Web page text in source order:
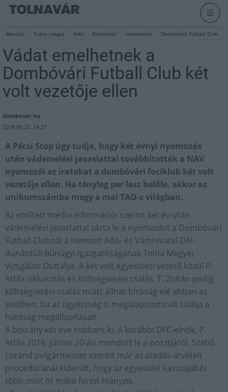
Aktuális Tolna megye NAV Dombóvár vádemelés Dombóvári Futball Club
Vádat emelhetnek a
Dombóvári Futball Club két
volt vezetője ellen
dombovar.hu
2018.09.22. 14:27
A Pécsi Stop úgy tudja, hogy két évnyi nyomozás
után vádemelési javaslattal továbbították a NAV
nyomozói az iratokat a dombóvári fociklub két volt
vezetője ellen. Ha tényleg per lesz belőle, akkor az
unikumszámba megy a mai TAO-s világban.
Az említett média információi szerint két év után
vádemelési javaslattal zárta le a nyomozást a Dombóvári
Futball Clubnál a Nemzeti Adó- és Vámhivatal Dél-
dunántúli Bűnügyi Igazgatóságának Tolna Megyei
Vizsgálati Osztálya. A két volt egyesületi vezető közül P.
Attila sikkasztás és költségvetési csalás, T. Zoltán pedig
költségvetési csalás miatt állhat bíróság elé abban az
esetben, ha az ügyészség is megalapozottnak találja a
hatóság megállapításait.
A botrány két éve robbant ki. A korábbi DFC-elnök, P.
Attila 2016. június 20-án mondott le a posztjáról. Szabó
Loránd polgármester szerint már az átadás-átvételi
procedúránál kiderült, hogy az egyesület kasszájából
több mint öt millió forint hiányzik.